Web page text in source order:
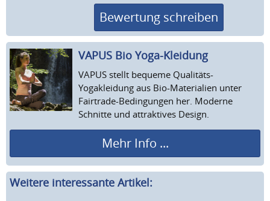
Bewertung schreiben
VAPUS Bio Yoga-Kleidung
VAPUS stellt bequeme Qualitäts-
Yogakleidung aus Bio-Materialien unter
Fairtrade-Bedingungen her. Moderne
Schnitte und attraktives Design.
Mehr Info ...
Weitere interessante Artikel: